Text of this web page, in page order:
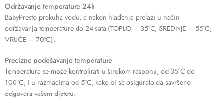
Održavanje temperature 24h
BabyPresto prokuha vodu, a nakon hlađenja prelazi u način
održavanja temperature do 24 sata (TOPLO – 35°C, SREDNJE – 55°C,
VRUĆE – 70°C).
Precizno podešavanje temperature
Temperatura se može kontrolirati u širokom rasponu, od 35°C do
100°C, i u razmacima od 5°C, kako bi se osiguralo da savršeno
odgovara vašem djetetu.